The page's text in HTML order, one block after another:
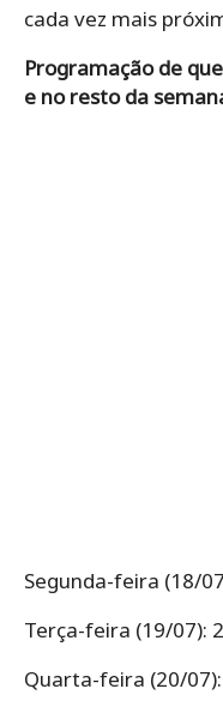
cada vez mais
Programação de
e no resto da
Segunda-feira (18/
Terça-feira (19/07):
Quarta-feira (20/